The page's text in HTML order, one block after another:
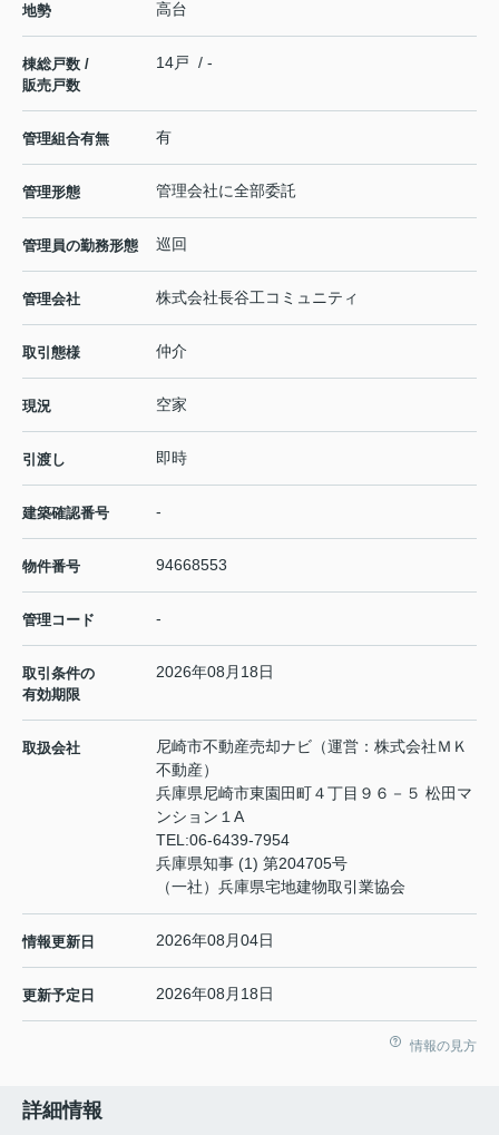
地勢 高台
棟総戸数 /
販売戸数
14戸 / -
管理組合有無 有
管理形態 管理会社に全部委託
管理員の勤務形態 巡回
管理会社 株式会社長谷工コミュニティ
取引態様 仲介
現況 空家
引渡し 即時
建築確認番号 -
物件番号 94668553
管理コード -
取引条件の
有効期限
2026年08月18日
取扱会社
尼崎市不動産売却ナビ（運営：株式会社ＭＫ
不動産）
兵庫県尼崎市東園田町４丁目９６－５ 松田マ
ンション１A
TEL:06-6439-7954
兵庫県知事 (1) 第204705号
（一社）兵庫県宅地建物取引業協会
情報更新日 2026年08月04日
更新予定日 2026年08月18日
情報の見方
詳細情報